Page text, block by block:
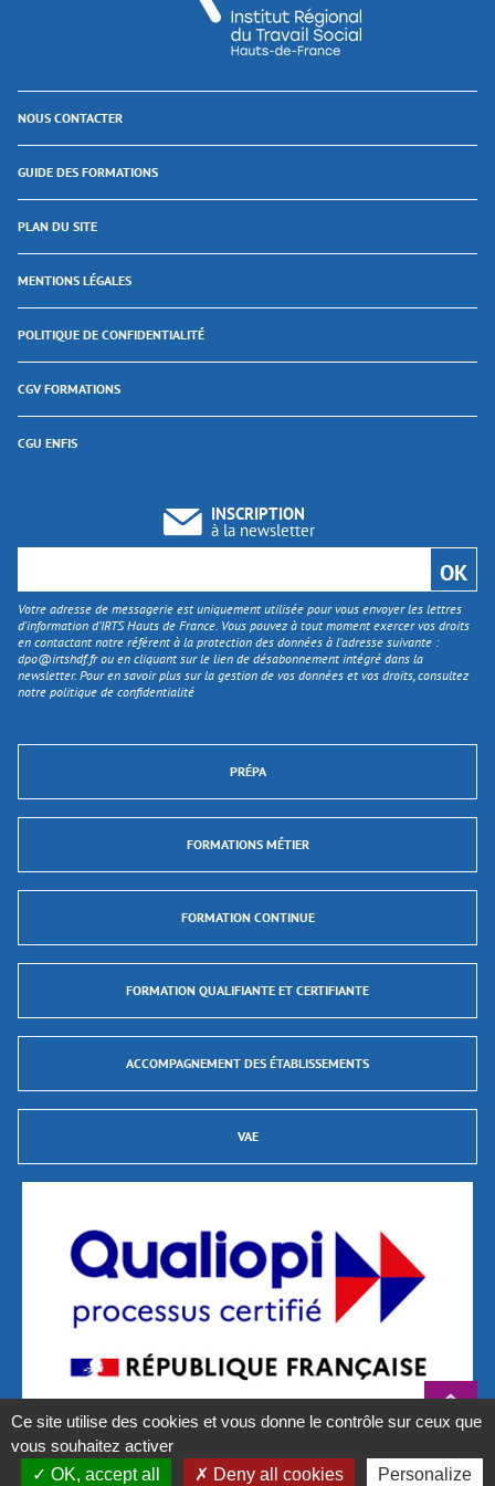
NOUS CONTACTER
GUIDE DES FORMATIONS
PLAN DU SITE
MENTIONS LÉGALES
POLITIQUE DE CONFIDENTIALITÉ
CGV FORMATIONS
CGU ENFIS
INSCRIPTION
à la newsletter
Votre adresse de messagerie est uniquement utilisée pour vous envoyer les lettres
d'information d’IRTS Hauts de France. Vous pouvez à tout moment exercer vos droits
en contactant notre référent à la protection des données à l’adresse suivante :
dpo@irtshdf.frou en cliquant sur le lien de désabonnement intégré dans la
newsletter. Pour en savoir plus sur la gestion de vos données et vos droits, consultez
notre politique de confidentialité
PRÉPA
FORMATIONS MÉTIER
FORMATION CONTINUE
FORMATION QUALIFIANTE ET CERTIFIANTE
ACCOMPAGNEMENT DES ÉTABLISSEMENTS
VAE
La certification qualité a été délivrée au titre des catégories d’actions suivantes :
Actions de formation et Validations des Acquis de L’Expérience (VAE)
Ce site utilise des cookies et vous donne le contrôle sur ceux que
vous souhaitez activer
OK, accept all
Deny all cookies Personalize